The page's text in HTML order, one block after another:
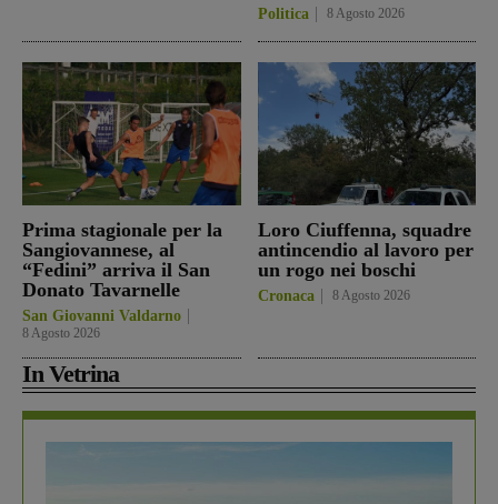
Politica 8 Agosto 2026
Prima stagionale per la
Sangiovannese, al
“Fedini” arriva il San
Donato Tavarnelle
San Giovanni Valdarno
8 Agosto 2026
Loro Ciuffenna, squadre
antincendio al lavoro per
un rogo nei boschi
Cronaca 8 Agosto 2026
In Vetrina